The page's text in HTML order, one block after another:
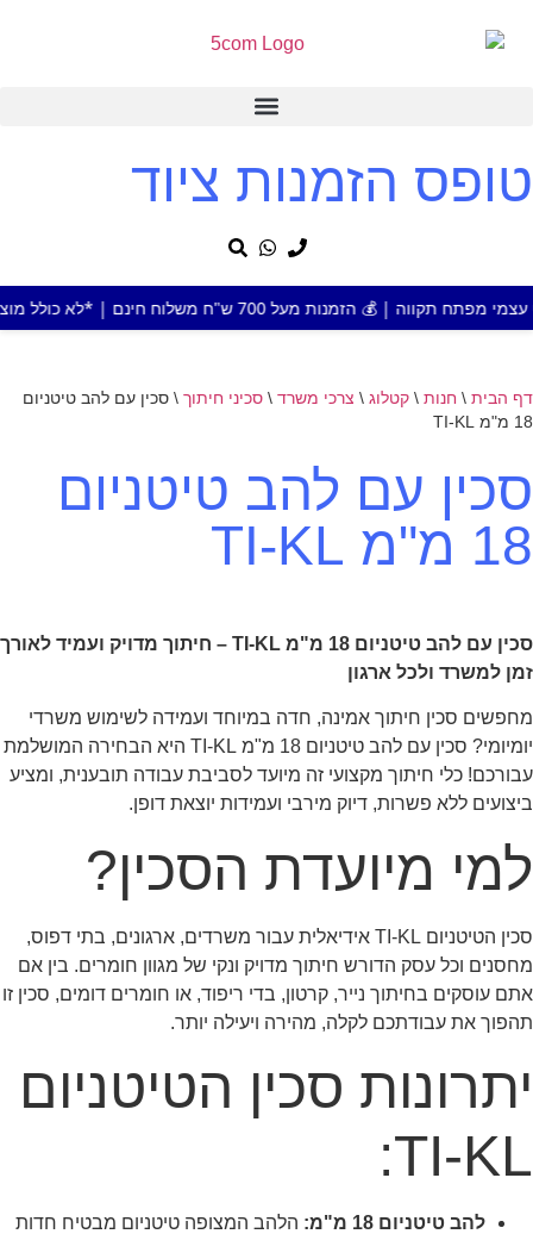
טופס הזמנות ציוד
700 ש"ח משלוח חינם | *לא כולל מוצר או אזור חריג
דף הבית \ חנות \ קטלוג \ צרכי משרד \ סכיני חיתוך \ סכין עם להב טיטניום
18 מ"מ TI-KL
סכין עם להב טיטניום
18 מ"מ TI-KL
סכין עם להב טיטניום 18 מ"מ TI-KL – חיתוך מדויק ועמיד לאורך
זמן למשרד ולכל ארגון
מחפשים סכין חיתוך אמינה, חדה במיוחד ועמידה לשימוש משרדי
יומיומי? סכין עם להב טיטניום 18 מ"מ TI-KL היא הבחירה המושלמת
עבורכם! כלי חיתוך מקצועי זה מיועד לסביבת עבודה תובענית, ומציע
ביצועים ללא פשרות, דיוק מירבי ועמידות יוצאת דופן.
למי מיועדת הסכין?
סכין הטיטניום TI-KL אידיאלית עבור משרדים, ארגונים, בתי דפוס,
מחסנים וכל עסק הדורש חיתוך מדויק ונקי של מגוון חומרים. בין אם
אתם עוסקים בחיתוך נייר, קרטון, בדי ריפוד, או חומרים דומים, סכין זו
תהפוך את עבודתכם לקלה, מהירה ויעילה יותר.
יתרונות סכין הטיטניום
TI-KL:
להב טיטניום 18 מ"מ:
הלהב המצופה טיטניום מבטיח חדות